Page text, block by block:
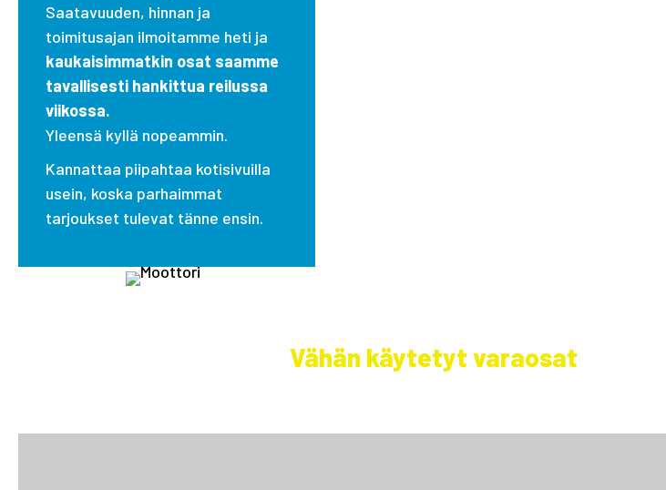
Saatavuuden, hinnan ja
toimitusajan ilmoitamme heti ja
kaukaisimmatkin osat saamme
tavallisesti hankittua reilussa
viikossa.
Yleensä kyllä nopeammin.
Kannattaa piipahtaa kotisivuilla
usein, koska parhaimmat
tarjoukset tulevat tänne ensin.
Vähän käytetyt varaosat